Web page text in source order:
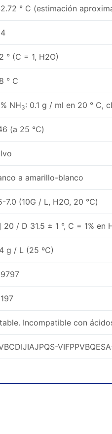
° C (estimación
° (C = 1, H2O)
° C
NH3: 0.1 g / ml en 20 ° C,
(a 25 ℃)
a amarillo-blanco
7.0 (10G / L, H2O, 20 ℃)
20 / D 31.5 ± 1 °, C = 1% en
g / L (25 ºC)
Incompatible con